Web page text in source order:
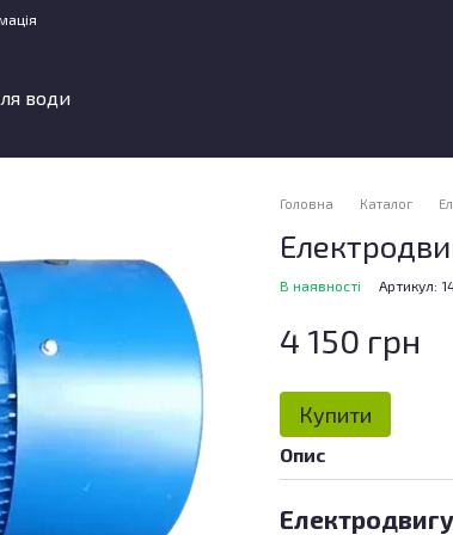
води
Головна Каталог
В наявності Артикул:
4 150 грн
Купити
Опис